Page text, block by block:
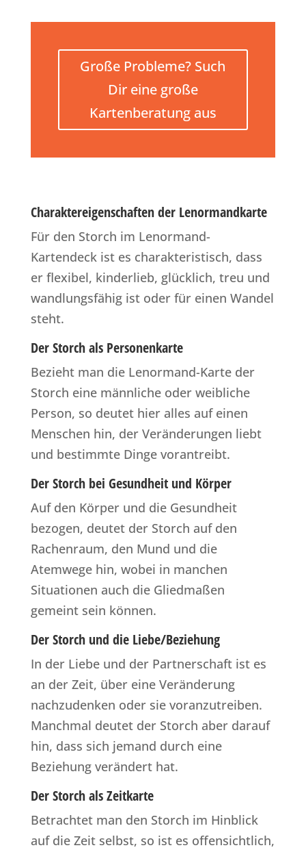
Große Probleme? Such
Dir eine große
Kartenberatung aus
Charaktereigenschaften der Lenormandkarte
Für den Storch im Lenormand-
Kartendeck ist es charakteristisch, dass
er flexibel, kinderlieb, glücklich, treu und
wandlungsfähig ist oder für einen Wandel
steht.
Der Storch als Personenkarte
Bezieht man die Lenormand-Karte der
Storch eine männliche oder weibliche
Person, so deutet hier alles auf einen
Menschen hin, der Veränderungen liebt
und bestimmte Dinge vorantreibt.
Der Storch bei Gesundheit und Körper
Auf den Körper und die Gesundheit
bezogen, deutet der Storch auf den
Rachenraum, den Mund und die
Atemwege hin, wobei in manchen
Situationen auch die Gliedmaßen
gemeint sein können.
Der Storch und die Liebe/Beziehung
In der Liebe und der Partnerschaft ist es
an der Zeit, über eine Veränderung
nachzudenken oder sie voranzutreiben.
Manchmal deutet der Storch aber darauf
hin, dass sich jemand durch eine
Beziehung verändert hat.
Der Storch als Zeitkarte
Betrachtet man den Storch im Hinblick
auf die Zeit selbst, so ist es offensichtlich,